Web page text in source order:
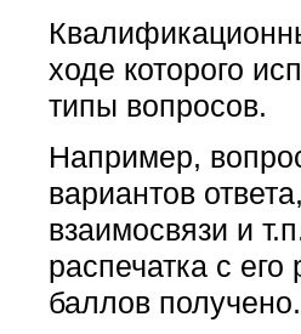
ходе которого
типы вопросов.
Например,
вариантов
взаимосвязи и
распечатка с его
баллов получено.